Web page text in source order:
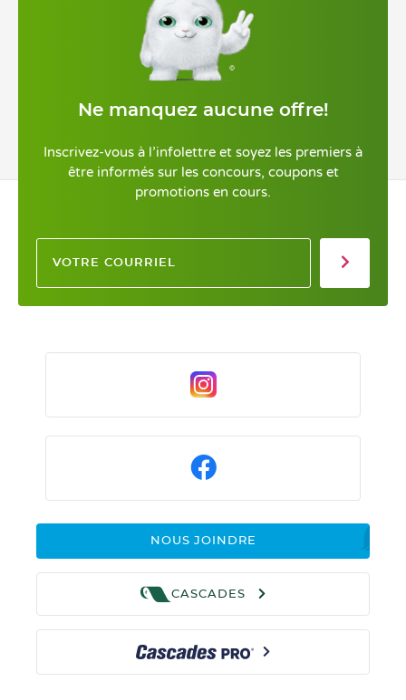
Ne manquez aucune offre!
Inscrivez-vous à l’infolettre et soyez les premiers à
être informés sur les concours, coupons et
promotions en cours.
NOUS JOINDRE
CASCADES